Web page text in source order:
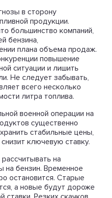
в сторону
продукции.
большинство компаний,
бензина,
плана объема продаж.
повышение
ситуации и лишить
Не следует забывать,
всего несколько
литра топлива.
военной операции на
существенно
стабильные цены,
ключевую ставку.
на
на бензин. Временное
остановится. Старые
а новые будут дороже